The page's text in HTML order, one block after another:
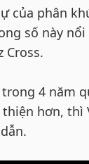
của phân
số này
Cross.
4 năm
hơn, thì